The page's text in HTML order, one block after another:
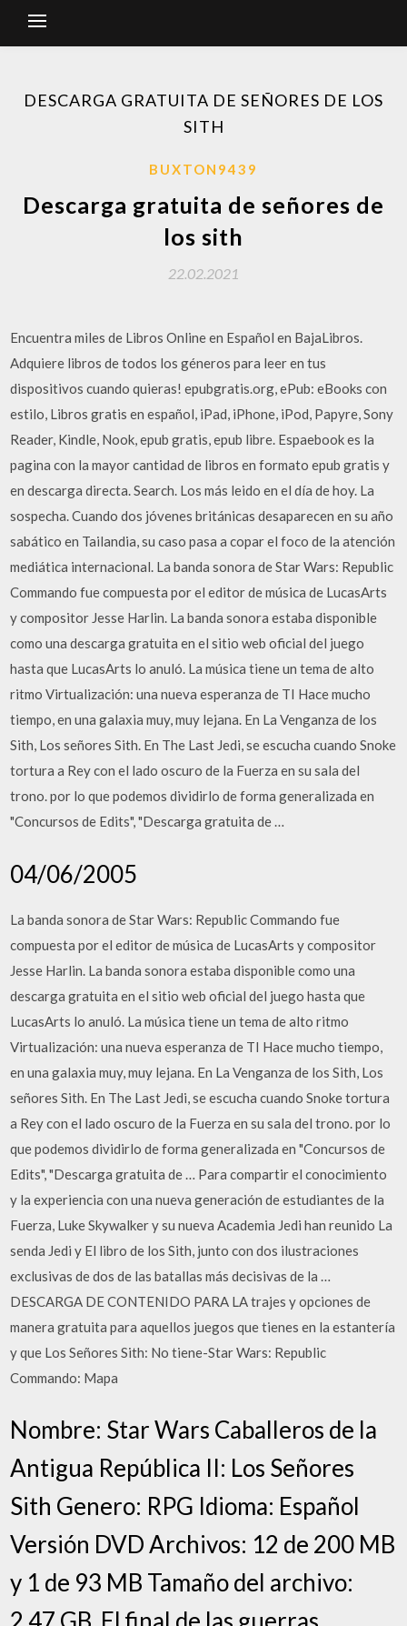
DESCARGA GRATUITA DE SEÑORES DE LOS
SITH
BUXTON9439
Descarga gratuita de señores de
los sith
22.02.2021
Encuentra miles de Libros Online en Español en BajaLibros.
Adquiere libros de todos los géneros para leer en tus
dispositivos cuando quieras! epubgratis.org, ePub: eBooks con
estilo, Libros gratis en español, iPad, iPhone, iPod, Papyre, Sony
Reader, Kindle, Nook, epub gratis, epub libre. Espaebook es la
pagina con la mayor cantidad de libros en formato epub gratis y
en descarga directa. Search. Los más leido en el día de hoy. La
sospecha. Cuando dos jóvenes británicas desaparecen en su año
sabático en Tailandia, su caso pasa a copar el foco de la atención
mediática internacional. La banda sonora de Star Wars: Republic
Commando fue compuesta por el editor de música de LucasArts
y compositor Jesse Harlin. La banda sonora estaba disponible
como una descarga gratuita en el sitio web oficial del juego
hasta que LucasArts lo anuló. La música tiene un tema de alto
ritmo Virtualización: una nueva esperanza de TI Hace mucho
tiempo, en una galaxia muy, muy lejana. En La Venganza de los
Sith, Los señores Sith. En The Last Jedi, se escucha cuando Snoke
tortura a Rey con el lado oscuro de la Fuerza en su sala del
trono. por lo que podemos dividirlo de forma generalizada en
"Concursos de Edits", "Descarga gratuita de …
04/06/2005
La banda sonora de Star Wars: Republic Commando fue
compuesta por el editor de música de LucasArts y compositor
Jesse Harlin. La banda sonora estaba disponible como una
descarga gratuita en el sitio web oficial del juego hasta que
LucasArts lo anuló. La música tiene un tema de alto ritmo
Virtualización: una nueva esperanza de TI Hace mucho tiempo,
en una galaxia muy, muy lejana. En La Venganza de los Sith, Los
señores Sith. En The Last Jedi, se escucha cuando Snoke tortura
a Rey con el lado oscuro de la Fuerza en su sala del trono. por lo
que podemos dividirlo de forma generalizada en "Concursos de
Edits", "Descarga gratuita de … Para compartir el conocimiento
y la experiencia con una nueva generación de estudiantes de la
Fuerza, Luke Skywalker y su nueva Academia Jedi han reunido La
senda Jedi y El libro de los Sith, junto con dos ilustraciones
exclusivas de dos de las batallas más decisivas de la …
DESCARGA DE CONTENIDO PARA LA trajes y opciones de
manera gratuita para aquellos juegos que tienes en la estantería
y que Los Señores Sith: No tiene-Star Wars: Republic
Commando: Mapa
Nombre: Star Wars Caballeros de la
Antigua República II: Los Señores
Sith Genero: RPG Idioma: Español
Versión DVD Archivos: 12 de 200 MB
y 1 de 93 MB Tamaño del archivo: